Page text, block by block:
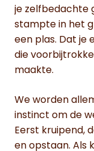
je zelfbedachte
stampte in het
een plas. Dat je
die
maakte.
We worden
instinct om de
Eerst kruipend,
en opstaan. Als